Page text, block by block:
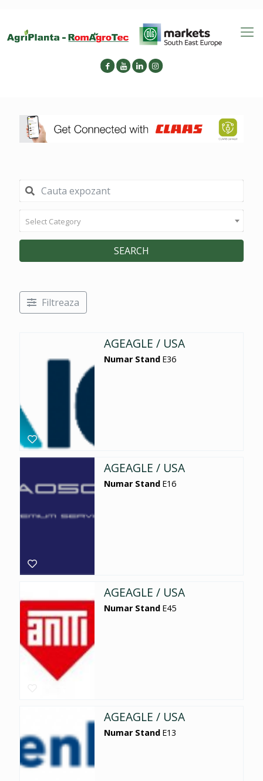
Select Category
SEARCH
Filtreaza
AGEAGLE / USA
Numar Stand E36
AGEAGLE / USA
Numar Stand E16
AGEAGLE / USA
Numar Stand E45
AGEAGLE / USA
Numar Stand E13